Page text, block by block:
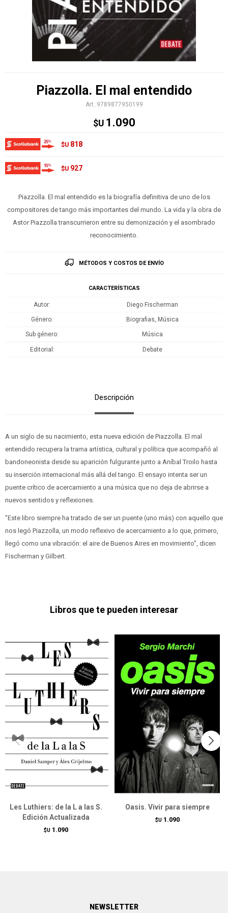
Piazzolla. El mal entendido
9789877950199
$U 1.090
$U 818
$U 927
Piazzolla. El mal entendido es la biografía definitiva de uno de los
compositores de tango más importantes del mundo. La vida y la obra de
Astor Piazzolla transcurrieron entre su demonización y el asombrado
reconocimiento.
MÉTODOS Y COSTOS DE ENVÍO
CARACTERÍSTICAS
Autor Diego Fischerman
Género Biografias, Música
Sub género Música
Editorial Debate
Descripción
A un siglo de su nacimiento, esta nueva edición de Piazzolla. El mal
entendido recupera la trama artística, cultural y política que acompañó al
bandoneonista desde su aparición fulgurante junto a Aníbal Troilo hasta
su inserción internacional más allá del tango. El ensayo intenta ser un
puente crítico de acercamiento a una música que no deja de abrirse a
nuevos sentidos y reflexiones.
"Este libro siempre ha tratado de ser un puente (uno más) con aquello que
nos legó Piazzolla, un modo reflexivo de acercamiento a lo que, primero,
llegó como una vibración: el aire de Buenos Aires en movimiento", dicen
Fischerman y Gilbert.
Libros que te pueden interesar
Les Luthiers: de la L a las S.
Edición Actualizada
$U 1.090
Oasis. Vivir para siempre
$U 1.090
NEWSLETTER